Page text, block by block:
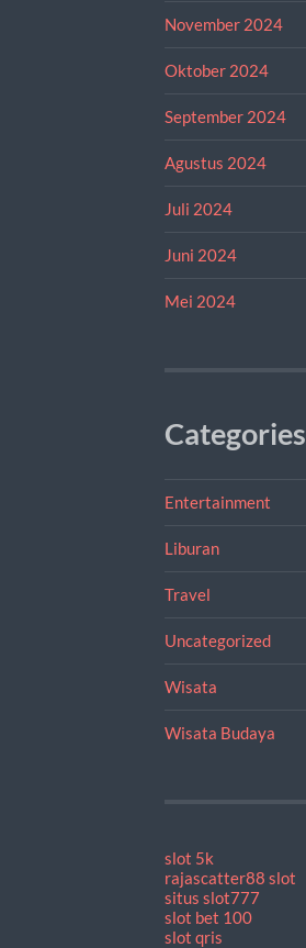
November 2024
Oktober 2024
September 2024
Agustus 2024
Juli 2024
Juni 2024
Mei 2024
Categories
Entertainment
Liburan
Travel
Uncategorized
Wisata
Wisata Budaya
slot 5k
rajascatter88 slot
situs slot777
slot bet 100
slot qris